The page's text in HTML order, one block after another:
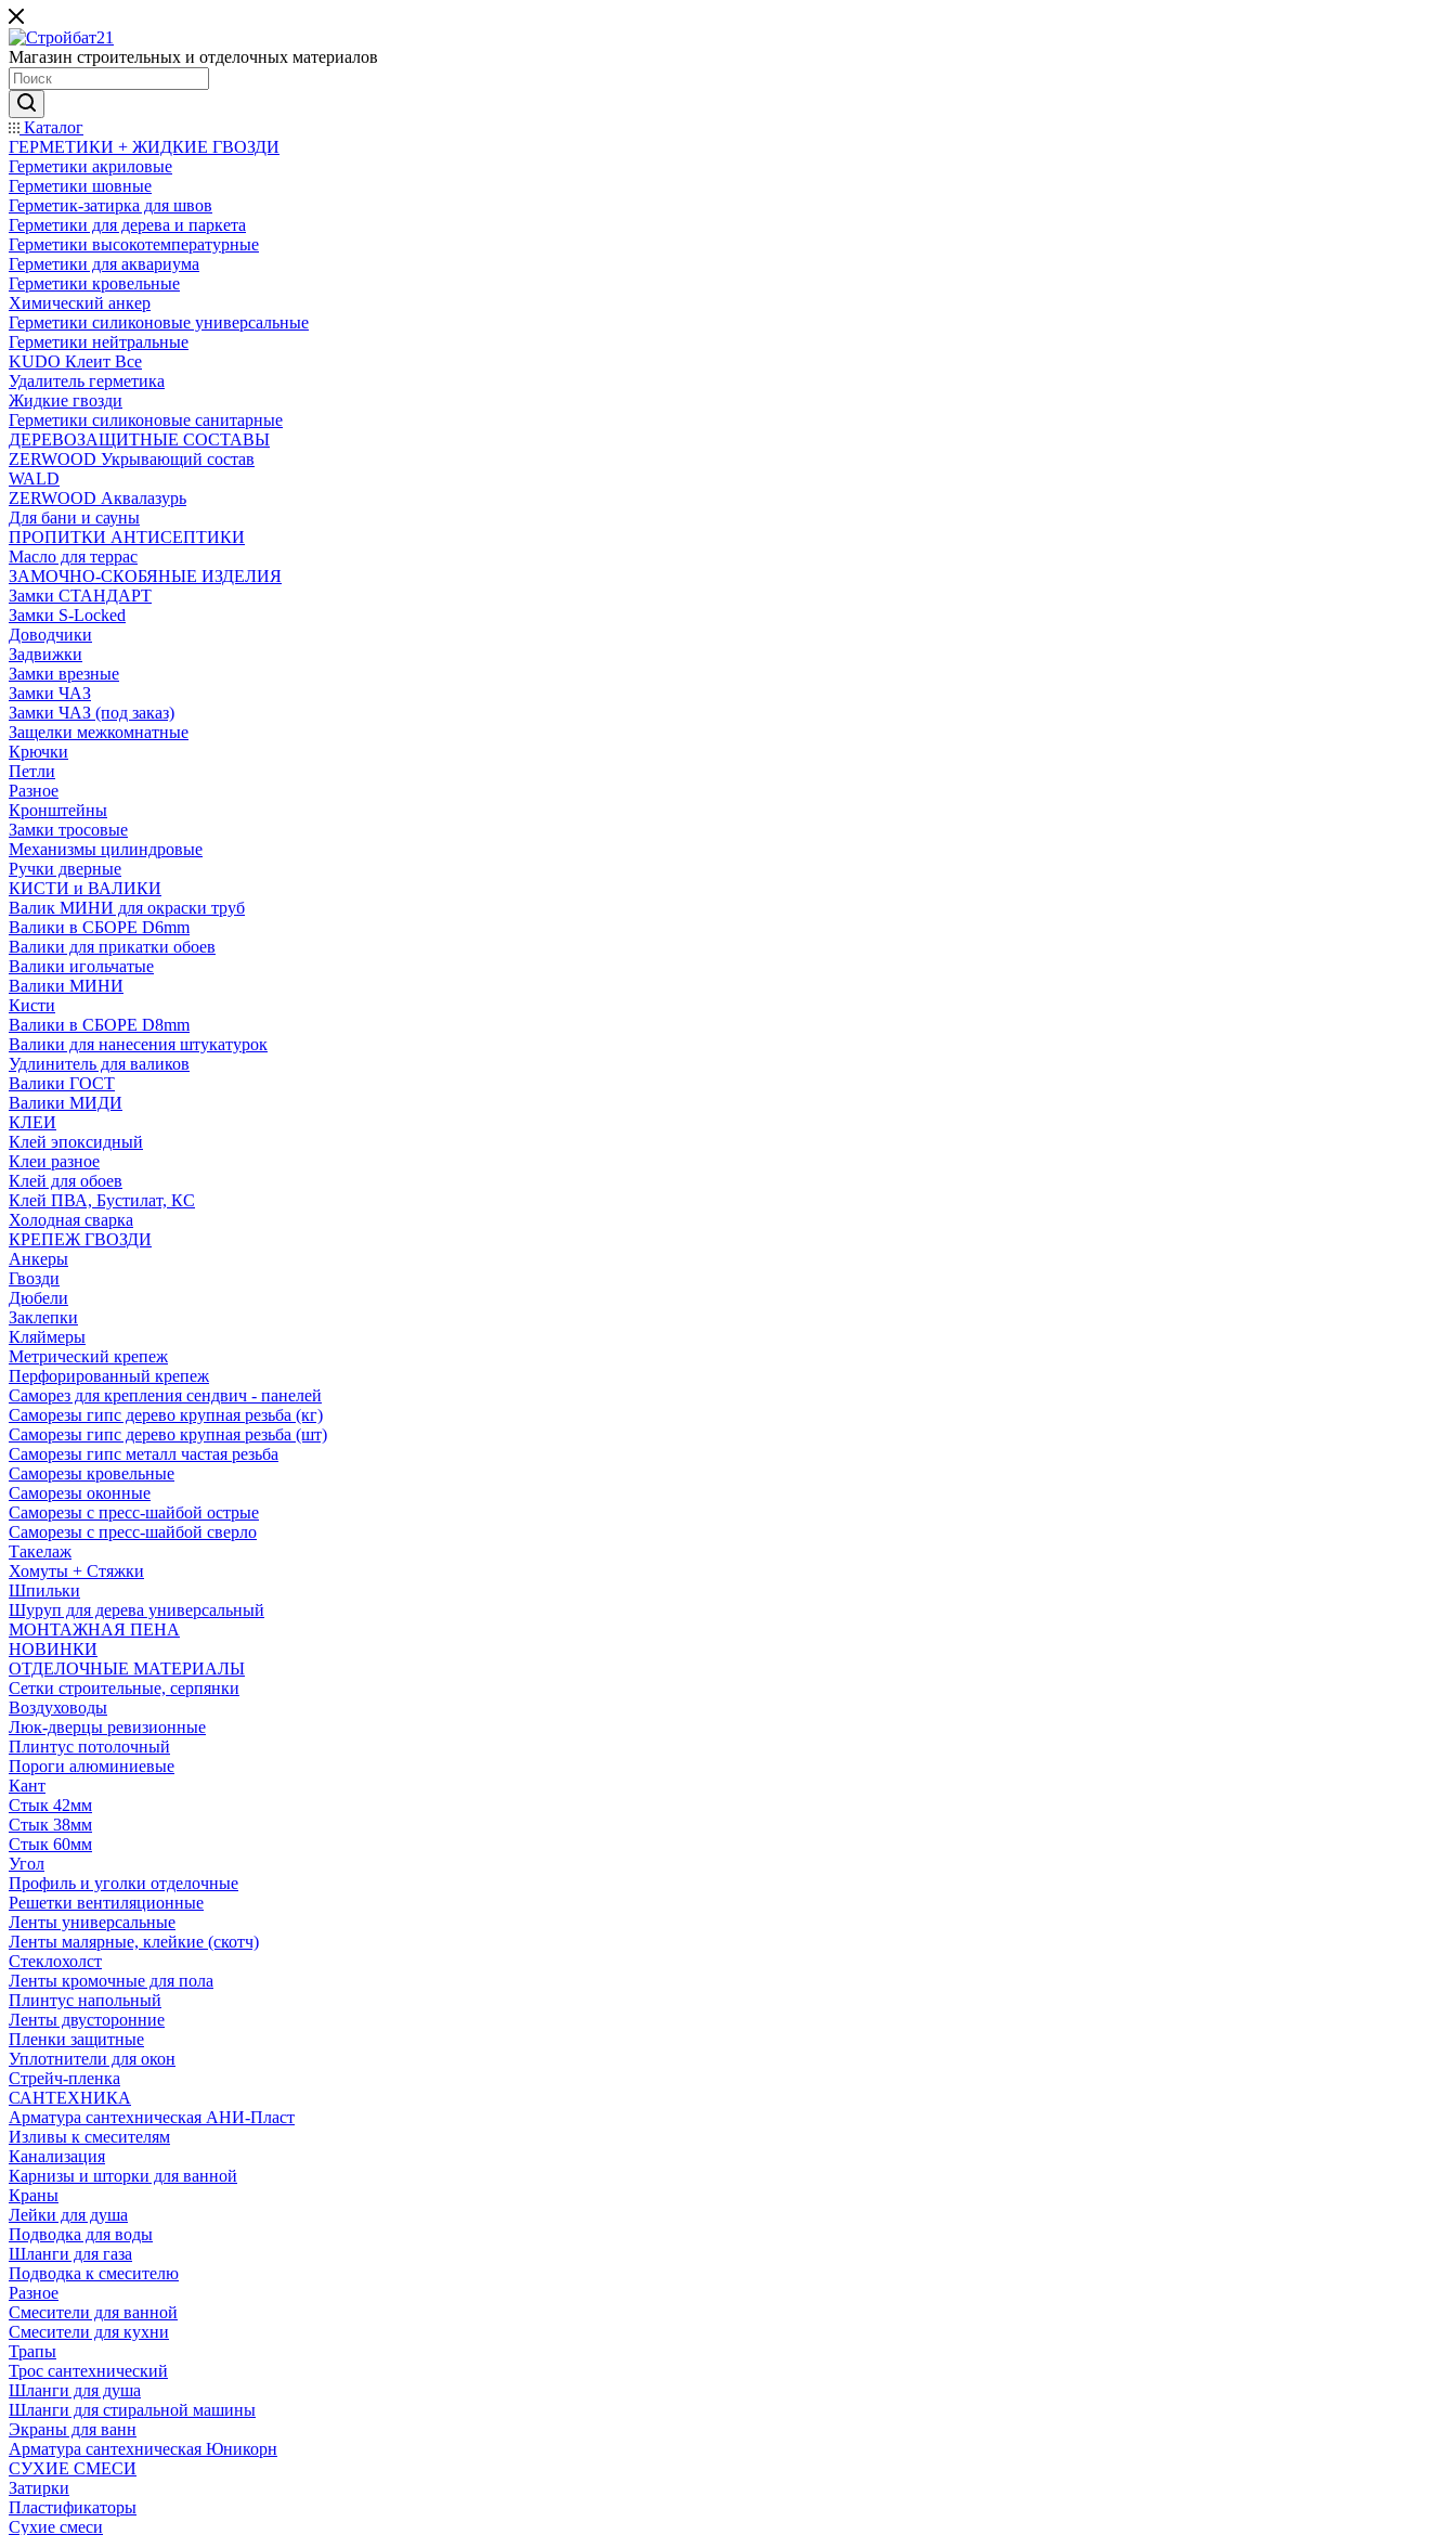
Магазин строительных и отделочных материалов
Каталог
ГЕРМЕТИКИ + ЖИДКИЕ ГВОЗДИ
Герметики акриловые
Герметики шовные
Герметик-затирка для швов
Герметики для дерева и паркета
Герметики высокотемпературные
Герметики для аквариума
Герметики кровельные
Химический анкер
Герметики силиконовые универсальные
Герметики нейтральные
KUDO Клеит Все
Удалитель герметика
Жидкие гвозди
Герметики силиконовые санитарные
ДЕРЕВОЗАЩИТНЫЕ СОСТАВЫ
ZERWOOD Укрывающий состав
WALD
ZERWOOD Аквалазурь
Для бани и сауны
ПРОПИТКИ АНТИСЕПТИКИ
Масло для террас
ЗАМОЧНО-СКОБЯНЫЕ ИЗДЕЛИЯ
Замки СТАНДАРТ
Замки S-Locked
Доводчики
Задвижки
Замки врезные
Замки ЧАЗ
Замки ЧАЗ (под заказ)
Защелки межкомнатные
Крючки
Петли
Разное
Кронштейны
Замки тросовые
Механизмы цилиндровые
Ручки дверные
КИСТИ и ВАЛИКИ
Валик МИНИ для окраски труб
Валики в СБОРЕ D6mm
Валики для прикатки обоев
Валики игольчатые
Валики МИНИ
Кисти
Валики в СБОРЕ D8mm
Валики для нанесения штукатурок
Удлинитель для валиков
Валики ГОСТ
Валики МИДИ
КЛЕИ
Клей эпоксидный
Клеи разное
Клей для обоев
Клей ПВА, Бустилат, КС
Холодная сварка
КРЕПЕЖ ГВОЗДИ
Анкеры
Гвозди
Дюбели
Заклепки
Кляймеры
Метрический крепеж
Перфорированный крепеж
Саморез для крепления сендвич - панелей
Саморезы гипс дерево крупная резьба (кг)
Саморезы гипс дерево крупная резьба (шт)
Саморезы гипс металл частая резьба
Саморезы кровельные
Саморезы оконные
Саморезы с пресс-шайбой острые
Саморезы с пресс-шайбой сверло
Такелаж
Хомуты + Стяжки
Шпильки
Шуруп для дерева универсальный
МОНТАЖНАЯ ПЕНА
НОВИНКИ
ОТДЕЛОЧНЫЕ МАТЕРИАЛЫ
Сетки строительные, серпянки
Воздуховоды
Люк-дверцы ревизионные
Плинтус потолочный
Пороги алюминиевые
Кант
Стык 42мм
Стык 38мм
Стык 60мм
Угол
Профиль и уголки отделочные
Решетки вентиляционные
Ленты универсальные
Ленты малярные, клейкие (скотч)
Стеклохолст
Ленты кромочные для пола
Плинтус напольный
Ленты двусторонние
Пленки защитные
Уплотнители для окон
Стрейч-пленка
САНТЕХНИКА
Арматура сантехническая АНИ-Пласт
Изливы к смесителям
Канализация
Карнизы и шторки для ванной
Краны
Лейки для душа
Подводка для воды
Шланги для газа
Подводка к смесителю
Разное
Смесители для ванной
Смесители для кухни
Трапы
Трос сантехнический
Шланги для душа
Шланги для стиральной машины
Экраны для ванн
Арматура сантехническая Юникорн
СУХИЕ СМЕСИ
Затирки
Пластификаторы
Сухие смеси